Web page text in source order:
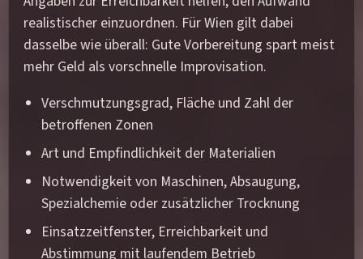
realistischer einzuordnen. Für Wien gilt dabei
dasselbe wie überall: Gute Vorbereitung spart meist
mehr Geld als vorschnelle Improvisation.
Verschmutzungsgrad, Fläche und Zahl der
betroffenen Zonen
Art und Empfindlichkeit der Materialien
Notwendigkeit von Maschinen, Absaugung,
Spezialchemie oder zusätzlicher Trocknung
Einsatzzeitfenster, Erreichbarkeit und
Abstimmung mit laufendem Betrieb